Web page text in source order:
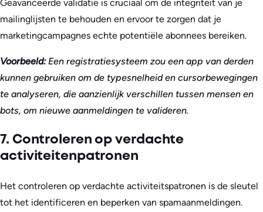
Geavanceerde validatie is cruciaal om de integriteit van je
mailinglijsten te behouden en ervoor te zorgen dat je
marketingcampagnes echte potentiële abonnees bereiken.
Voorbeeld: Een registratiesysteem zou een app van derden
kunnen gebruiken om de typesnelheid en cursorbewegingen
te analyseren, die aanzienlijk verschillen tussen mensen en
bots, om nieuwe aanmeldingen te valideren.
7. Controleren op verdachte
activiteitenpatronen
Het controleren op verdachte activiteitspatronen is de sleutel
tot het identificeren en beperken van spamaanmeldingen.